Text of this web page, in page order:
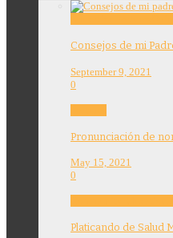
Consejos de mi
September 9, 2021
0
Pronunciación de
May 15, 2021
0
Platicando de Salud